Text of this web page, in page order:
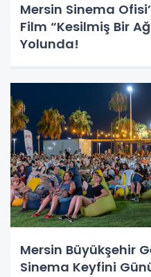
Mersin Sinema
Film “Kesilmiş Bir
Yolunda!
Mersin Büyükşehir
Sinema Keyfini